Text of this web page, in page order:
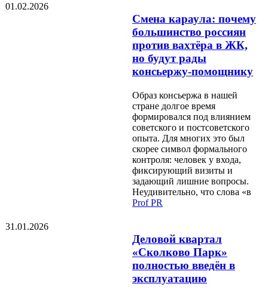
01.02.2026
Смена караула: почему
большинство россиян
против вахтёра в ЖК,
но будут рады
консьержу-помощнику
Образ консьержа в нашей
стране долгое время
формировался под влиянием
советского и постсоветского
опыта. Для многих это был
скорее символ формального
контроля: человек у входа,
фиксирующий визиты и
задающий лишние вопросы.
Неудивительно, что слова «в
Prof PR
31.01.2026
Деловой квартал
«Сколково Парк»
полностью введён в
эксплуатацию